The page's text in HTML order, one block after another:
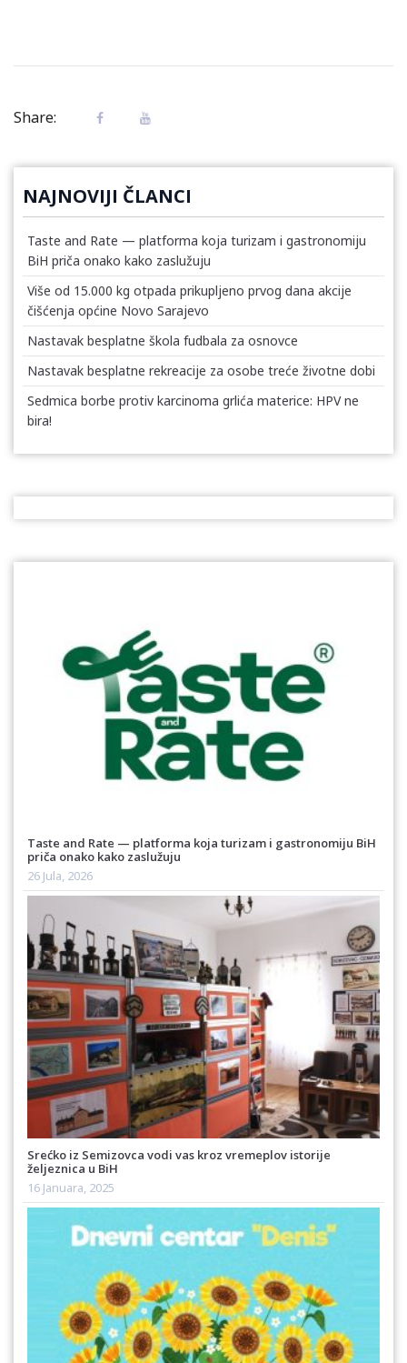
Share:
NAJNOVIJI ČLANCI
Taste and Rate — platforma koja turizam i gastronomiju
BiH priča onako kako zaslužuju
Više od 15.000 kg otpada prikupljeno prvog dana akcije
čišćenja općine Novo Sarajevo
Nastavak besplatne škola fudbala za osnovce
Nastavak besplatne rekreacije za osobe treće životne dobi
Sedmica borbe protiv karcinoma grlića materice: HPV ne
bira!
Taste and Rate — platforma koja turizam i gastronomiju BiH
priča onako kako zaslužuju
26 Jula, 2026
Srećko iz Semizovca vodi vas kroz vremeplov istorije
željeznica u BiH
16 Januara, 2025